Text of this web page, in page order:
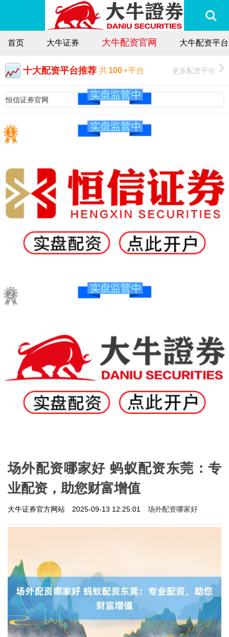
首页 大牛证券 大牛配资官网 大牛配资平台
十大配资平台推荐 共100+平台 更多配资平台
恒信证券官网
场外配资哪家好 蚂蚁配资东莞：专
业配资，助您财富增值
大牛证券官方网站 2025-09-13 12:25:01 场外配资哪家好